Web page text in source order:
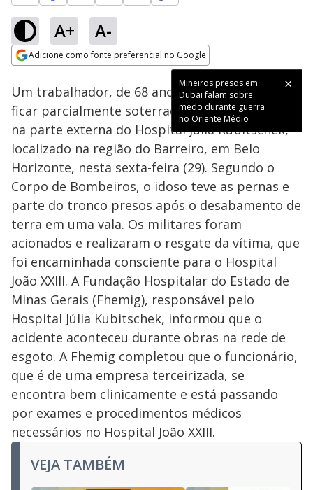
A+ A-
Adicione como fonte preferencial no Google
Ativar
80.45%
Um trabalhador, de 68 anos, foi resgatado após
ficar parcialmente soterrado durante uma obra
na parte externa do Hospital Júlia Kubitschek,
localizado na região do Barreiro, em Belo
Horizonte, nesta sexta-feira (29). Segundo o
Corpo de Bombeiros, o idoso teve as pernas e
parte do tronco presos após o desabamento de
terra em uma vala. Os militares foram
acionados e realizaram o resgate da vítima, que
foi encaminhada consciente para o Hospital
João XXIII. A Fundação Hospitalar do Estado de
Minas Gerais (Fhemig), responsável pelo
Hospital Júlia Kubitschek, informou que o
acidente aconteceu durante obras na rede de
esgoto. A Fhemig completou que o funcionário,
que é de uma empresa terceirizada, se
encontra bem clinicamente e está passando
por exames e procedimentos médicos
necessários no Hospital João XXIII.
VEJA TAMBÉM